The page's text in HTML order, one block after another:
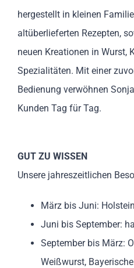
hergestellt in kleinen
altüberlieferten Rezepten,
neuen Kreationen in Wurst,
Spezialitäten. Mit einer
Bedienung verwöhnen
Kunden Tag für Tag.
GUT ZU WISSEN
Unsere jahreszeitlichen
März bis Juni:
Juni bis September:
September bis März:
Weißwurst,